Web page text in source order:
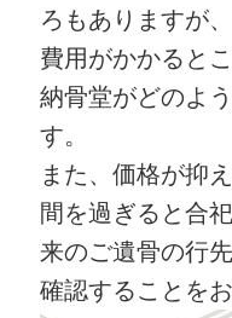
ろもありますが
費用がかかると
納骨堂がどのよ
す。
また、価格が抑
間を過ぎると合
来のご遺骨の行
確認することを